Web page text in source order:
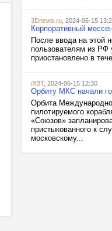
3Dnews.ru , 2024-06-15
Корпоративный
После ввода на этой
пользователям из РФ
приостановлено в
iXBT, 2024-06-15 12:30
Орбиту МКС начали
Орбита
пилотируемого
«Союзов»
пристыкованного к
московскому...